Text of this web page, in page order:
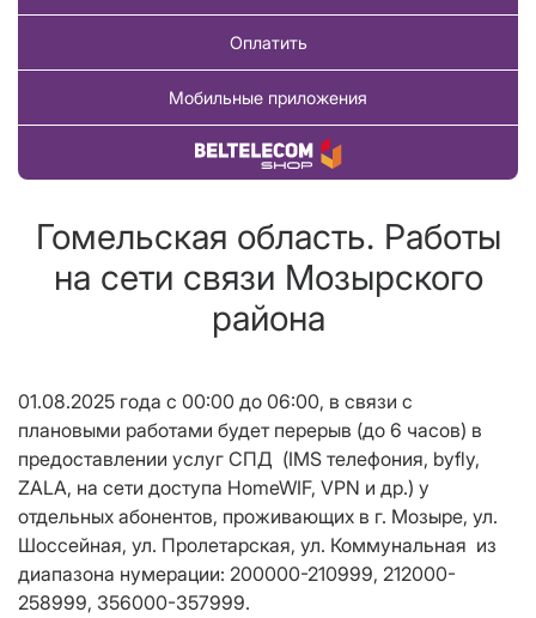
Оплатить
Мобильные приложения
Купить товар
Гомельская область. Работы
на сети связи Мозырского
района
01.08.2025 года с 00:00 до 06:00, в связи с
плановыми работами будет перерыв (до 6 часов) в
предоставлении услуг СПД (IMS телефония, byfly,
ZALA, на сети доступа HomeWIF, VPN и др.) у
отдельных абонентов, проживающих в г. Мозыре, ул.
Шоссейная, ул. Пролетарская, ул. Коммунальная из
диапазона нумерации: 200000-210999, 212000-
258999, 356000-357999.